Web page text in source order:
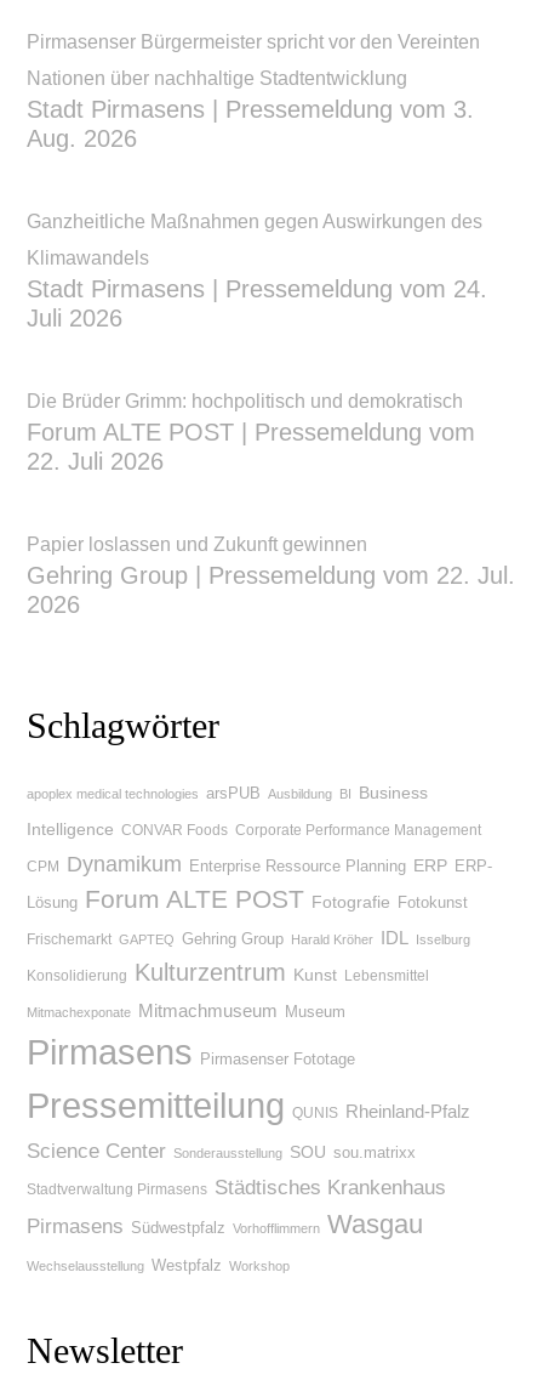
Pirmasenser Bürgermeister spricht vor den Vereinten
Nationen über nachhaltige Stadtentwicklung
Stadt Pirmasens | Pressemeldung vom 3.
Aug. 2026
Ganzheitliche Maßnahmen gegen Auswirkungen des
Klimawandels
Stadt Pirmasens | Pressemeldung vom 24.
Juli 2026
Die Brüder Grimm: hochpolitisch und demokratisch
Forum ALTE POST | Pressemeldung vom
22. Juli 2026
Papier loslassen und Zukunft gewinnen
Gehring Group | Pressemeldung vom 22. Jul.
2026
Schlagwörter
apoplex medical technologies arsPUB Ausbildung BI
Business
Intelligence CONVAR Foods Corporate Performance Management
CPM Dynamikum Enterprise Ressource Planning ERP ERP-
Lösung Forum ALTE POST Fotografie Fotokunst
Frischemarkt GAPTEQ Gehring Group Harald Kröher IDL Isselburg
Konsolidierung Kulturzentrum Kunst Lebensmittel
Mitmachexponate Mitmachmuseum Museum
Pirmasens Pirmasenser Fototage
Pressemitteilung QUNIS Rheinland-Pfalz
Science Center Sonderausstellung SOU sou.matrixx
Stadtverwaltung Pirmasens Städtisches Krankenhaus
Pirmasens Südwestpfalz Vorhofflimmern Wasgau
Wechselausstellung Westpfalz Workshop
Newsletter